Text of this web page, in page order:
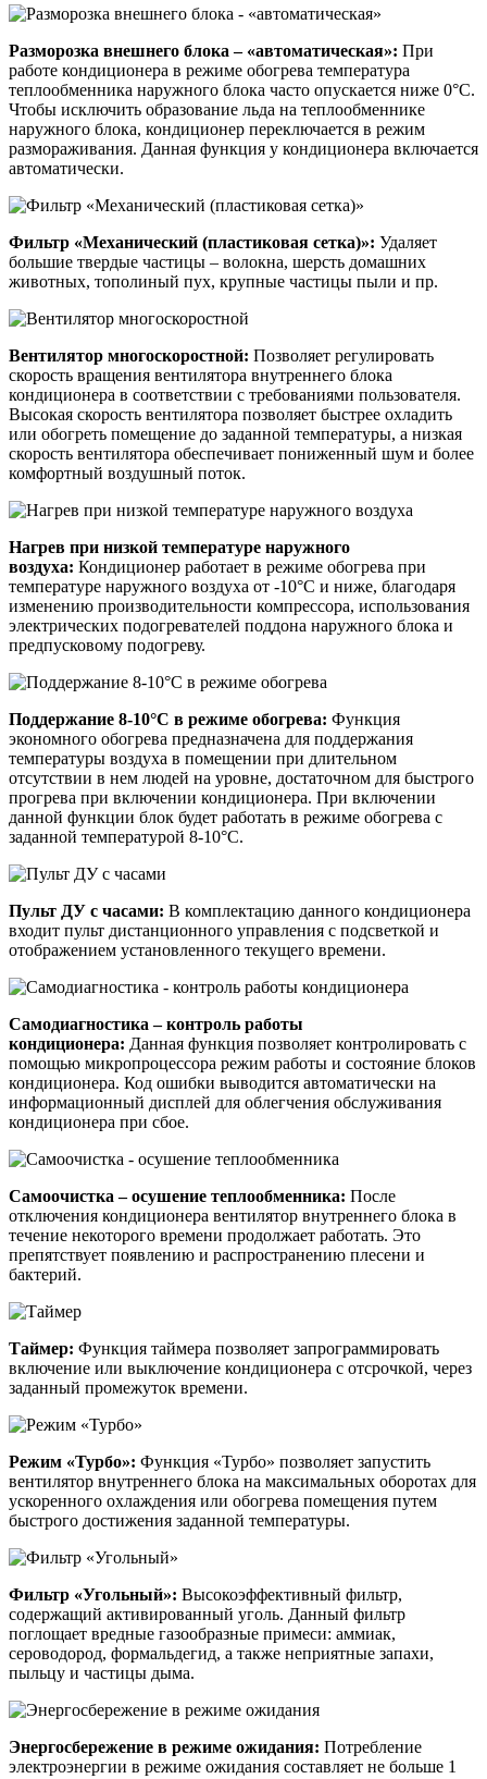
Разморозка внешнего блока – «автоматическая»: При
работе кондиционера в режиме обогрева температура
теплообменника наружного блока часто опускается ниже 0°С.
Чтобы исключить образование льда на теплообменнике
наружного блока, кондиционер переключается в режим
размораживания. Данная функция у кондиционера включается
автоматически.
Фильтр «Механический (пластиковая сетка)»: Удаляет
большие твердые частицы – волокна, шерсть домашних
животных, тополиный пух, крупные частицы пыли и пр.
Вентилятор многоскоростной: Позволяет регулировать
скорость вращения вентилятора внутреннего блока
кондиционера в соответствии с требованиями пользователя.
Высокая скорость вентилятора позволяет быстрее охладить
или обогреть помещение до заданной температуры, а низкая
скорость вентилятора обеспечивает пониженный шум и более
комфортный воздушный поток.
Нагрев при низкой температуре наружного
воздуха: Кондиционер работает в режиме обогрева при
температуре наружного воздуха от -10°С и ниже, благодаря
изменению производительности компрессора, использования
электрических подогревателей поддона наружного блока и
предпусковому подогреву.
Поддержание 8-10°С в режиме обогрева: Функция
экономного обогрева предназначена для поддержания
температуры воздуха в помещении при длительном
отсутствии в нем людей на уровне, достаточном для быстрого
прогрева при включении кондиционера. При включении
данной функции блок будет работать в режиме обогрева с
заданной температурой 8-10°С.
Пульт ДУ с часами: В комплектацию данного кондиционера
входит пульт дистанционного управления с подсветкой и
отображением установленного текущего времени.
Самодиагностика – контроль работы
кондиционера: Данная функция позволяет контролировать с
помощью микропроцессора режим работы и состояние блоков
кондиционера. Код ошибки выводится автоматически на
информационный дисплей для облегчения обслуживания
кондиционера при сбое.
Самоочистка – осушение теплообменника: После
отключения кондиционера вентилятор внутреннего блока в
течение некоторого времени продолжает работать. Это
препятствует появлению и распространению плесени и
бактерий.
Таймер: Функция таймера позволяет запрограммировать
включение или выключение кондиционера с отсрочкой, через
заданный промежуток времени.
Режим «Турбо»: Функция «Турбо» позволяет запустить
вентилятор внутреннего блока на максимальных оборотах для
ускоренного охлаждения или обогрева помещения путем
быстрого достижения заданной температуры.
Фильтр «Угольный»: Высокоэффективный фильтр,
содержащий активированный уголь. Данный фильтр
поглощает вредные газообразные примеси: аммиак,
сероводород, формальдегид, а также неприятные запахи,
пыльцу и частицы дыма.
Энергосбережение в режиме ожидания: Потребление
электроэнергии в режиме ожидания составляет не больше 1